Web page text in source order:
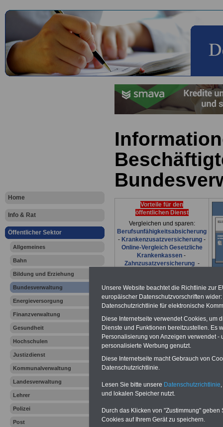
Home
Info & Rat
Öffentlicher Sektor
Allgemeines
Bahn
Bildung und Erziehung
Bundesverwaltung
Energieversorgung
Finanzverwaltung
Gesundheit
Hochschulen
Justizdienst
Kommunalverwaltung
Landesverwaltung
Lehrer
Polizei
Post
Vorteile für den
öffentlichen Dienst
Vergleichen und sparen:
Berufsunfähigkeitsabsicherung
- Krankenzusatzversicherung -
Online-Vergleich Gesetzliche
Krankenkassen-
Zahnzusatzversicherung-
Ihr
den Fall der
Leben
und
Unsere Website beachtet die Richtlinie zur
europäischer Datenschutzvorschriften
Datenschutzrichtlinie für elektronische
Diese Internetseite verwendet Cookies, um
Dienste und Funktionen bereitzustellen. Es
Personalisierung von Anzeigen verwendet
personalisierte Werbung genutzt.
Diese Internetseite macht Gebrauch von
Datenschutzrichtlinie.
Lesen Sie bitte unsere Datenschutzrichtlinie
und lokalen Speicher nutzt.
Durch das Klicken von "Zustimmung"
Cookies auf Ihrem Gerät zu speichern.